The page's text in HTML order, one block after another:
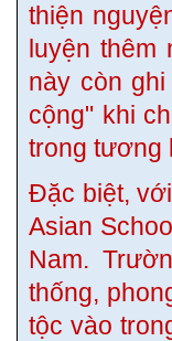
thiện
luyện
này còn
cộng" khi
trong tương
Đặc biệt,
Asian
Nam.
thống,
tộc vào